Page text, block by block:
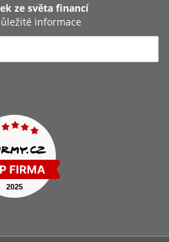
ze světa financí
informace